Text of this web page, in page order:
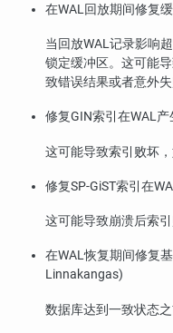
在WAL回放期间修复
当回放WAL记录影响
锁定缓冲区。这可能
致错误结果或者意外失
修复GIN索引在WAL
这可能导致索引败坏
修复SP-GiST索引在
这可能导致崩溃后索
在WAL恢复期间修复
Linnakangas)
数据库达到一致状态